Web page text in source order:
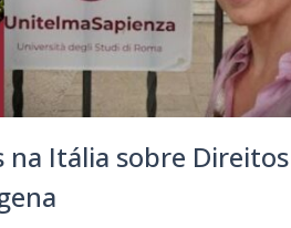
na Itália sobre Direitos